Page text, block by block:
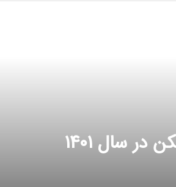
سال ۱۴۰۱